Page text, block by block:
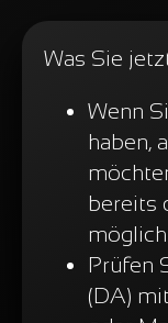
Was Sie
Wenn
haben,
bereits
möglich
Prüfen
(DA)